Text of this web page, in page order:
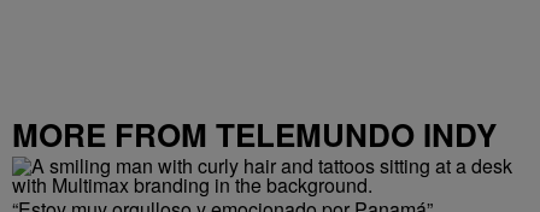
MORE FROM TELEMUNDO INDY